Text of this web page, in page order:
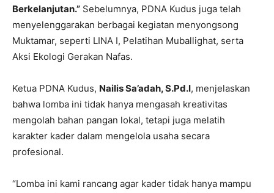
Berkelanjutan.” Sebelumnya, PDNA Kudus juga telah
menyelenggarakan berbagai kegiatan menyongsong
Muktamar, seperti LINA I, Pelatihan Muballighat, serta
Aksi Ekologi Gerakan Nafas.
Ketua PDNA Kudus, Nailis Sa’adah, S.Pd.I, menjelaskan
bahwa lomba ini tidak hanya mengasah kreativitas
mengolah bahan pangan lokal, tetapi juga melatih
karakter kader dalam mengelola usaha secara
profesional.
“Lomba ini kami rancang agar kader tidak hanya mampu